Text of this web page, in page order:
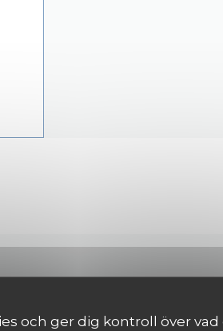
och ger dig kontroll över vad